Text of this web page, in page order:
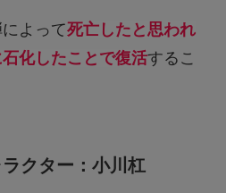
よって死亡したと思われ
化したことで復活するこ
クター：小川杠